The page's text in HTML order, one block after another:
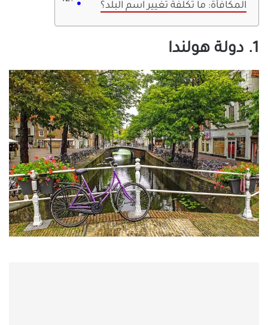
المكافأة: ما تكلفة تغيير اسم البلد؟
1. دولة هولندا